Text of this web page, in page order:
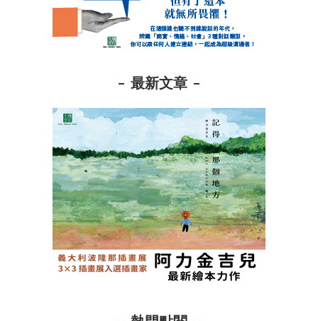
最新文章